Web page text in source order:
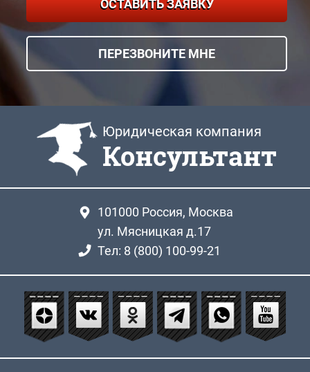
ОСТАВИТЬ ЗАЯВКУ
ПЕРЕЗВОНИТЕ МНЕ
Юридическая компания
Консультант
101000 Россия, Москва
ул. Мясницкая д.17
Тел: 8 (800) 100-99-21